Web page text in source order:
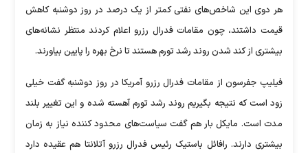
هر دوی این شاخص‌های نفتی کمتر از یک درصد در روز دوشنبه کاهش
قیمت داشتند، چون مقامات فدرال رزرو اعلام کردند منتظر نشانه‌های
بیشتری از کند شدن روند رشد تورم هستند تا نرخ بهره را پایین بیاورند.
فیلیپ جفرسون از مقامات فدرال رزرو آمریکا در روز دوشنبه گفت خیلی
زود است که نتیجه بگیریم روند رشد تورم آهسته شده و این تغییر بلند
مدت است. مایکل بار هم گفت سیاست‌های محدود کننده نیاز به زمان
بیشتری دارند. رافائل باستیک رئیس فدرال رزرو آتلانتا هم عقیده دارد